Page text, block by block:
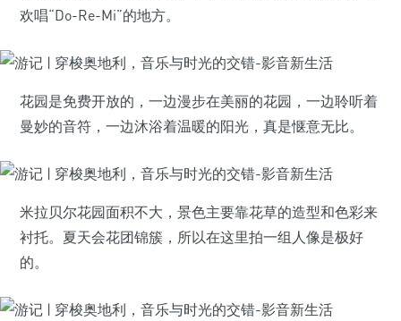
欢唱“Do-Re-Mi”的地方。
花园是免费开放的，一边漫步在美丽的花园，一边聆听着
曼妙的音符，一边沐浴着温暖的阳光，真是惬意无比。
米拉贝尔花园面积不大，景色主要靠花草的造型和色彩来
衬托。夏天会花团锦簇，所以在这里拍一组人像是极好
的。